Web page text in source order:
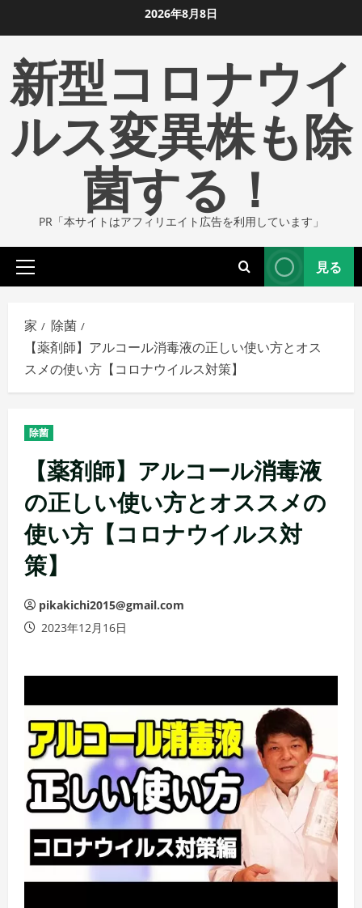
ン
ツ
ま
2026年8月8日
新型コロナウイ
ルス変異株も除
菌する！
PR「本サイトはアフィリエイト広告を利用しています」
プ
イ
マ
リ
メ
ニ
ー
見る
家
除菌
【薬剤師】アルコール消毒液の正しい使い方とオス
スメの使い方【コロナウイルス対策】
除菌
【薬剤師】アルコール消毒液
の正しい使い方とオススメの
使い方【コロナウイルス対
策】
pikakichi2015@gmail.com
2023年12月16日